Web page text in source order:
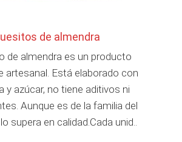
de almendra
de almendra es un producto
artesanal. Está elaborado con
y azúcar, no tiene aditivos ni
Aunque es de la familia del
supera en calidad.Cada unid..